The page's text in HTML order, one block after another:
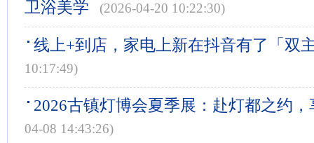
卫浴美学
(2026-04-20 10:22:30)
线上+到店，家电上新在抖音有了「双
10:17:49)
2026古镇灯博会夏季展：赴灯都之约
04-08 14:43:26)